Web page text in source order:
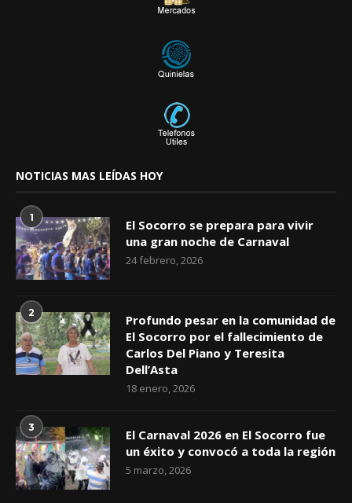
NOTICIAS MAS LEÍDAS HOY
1
El Socorro se prepara para vivir
una gran noche de Carnaval
24 febrero, 2026
2
Profundo pesar en la comunidad de
El Socorro por el fallecimiento de
Carlos Del Piano y Teresita
Dell’Asta
18 enero, 2026
3
El Carnaval 2026 en El Socorro fue
un éxito y convocó a toda la región
5 marzo, 2026